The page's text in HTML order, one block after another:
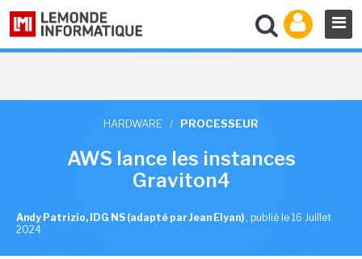
HARDWARE / PROCESSEUR
AWS lance les instances
Graviton4
Andy Patrizio, IDG NS (adapté par Jean Elyan) , publié le 16 Juillet
2024